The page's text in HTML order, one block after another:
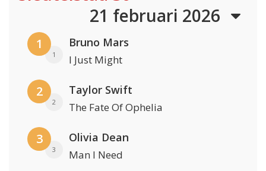
21 februari 2026
1
1
Bruno Mars
I Just Might
2
2
Taylor Swift
The Fate Of Ophelia
3
3
Olivia Dean
Man I Need